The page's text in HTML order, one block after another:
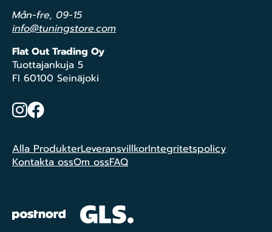
Mån-fre, 09-15
info@tuningstore.com
Flat Out Trading Oy
Tuottajankuja 5
FI 60100 Seinäjoki
Instagram
Facebook
Alla ProdukterLeveransvillkorIntegritetspolicy
Kontakta ossOm ossFAQ